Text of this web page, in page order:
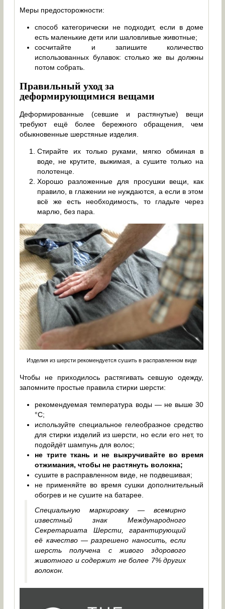
Меры предосторожности:
способ категорически не подходит, если в доме
есть маленькие дети или шаловливые животные;
сосчитайте и запишите количество
использованных булавок: столько же вы должны
потом собрать.
Правильный уход за
деформирующимися вещами
Деформированные (севшие и растянутые) вещи
требуют ещё более бережного обращения, чем
обыкновенные шерстяные изделия.
Стирайте их только руками, мягко обминая в
воде, не крутите, выжимая, а сушите только на
полотенце.
Хорошо разложенные для просушки вещи, как
правило, в глажении не нуждаются, а если в этом
всё же есть необходимость, то гладьте через
марлю, без пара.
Изделия из шерсти рекомендуется сушить в расправленном виде
Чтобы не приходилось растягивать севшую одежду,
запомните простые правила стирки шерсти:
рекомендуемая температура воды — не выше 30
°C;
используйте специальное гелеобразное средство
для стирки изделий из шерсти, но если его нет, то
подойдёт шампунь для волос;
не трите ткань и не выкручивайте во время
отжимания, чтобы не растянуть волокна;
сушите в расправленном виде, не подвешивая;
не применяйте во время сушки дополнительный
обогрев и не сушите на батарее.
Специальную маркировку — всемирно
известный знак Международного
Секретариата Шерсти, гарантирующий
её качество — разрешено наносить, если
шерсть получена с живого здорового
животного и содержит не более 7% других
волокон.